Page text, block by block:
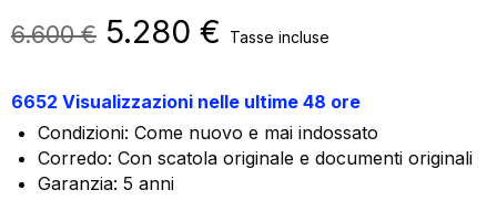
6.600€ Il
originale
era:
6.600 €.
5.280 € Il
attuale
è:
Tasse incluse
6652 Visualizzazioni nelle ultime 48 ore
Condizioni: Come nuovo e mai indossato
Corredo: Con scatola originale e documenti originali
Garanzia: 5 anni